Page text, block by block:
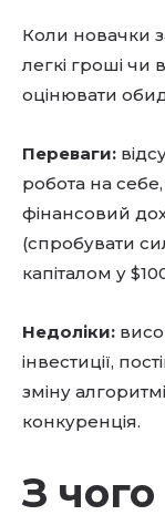
Коли новачки
легкі гроші чи
оцінювати
Переваги:
робота на
фінансовий
(спробувати
капіталом у
Недоліки:
інвестиції,
зміну
конкуренція.
З